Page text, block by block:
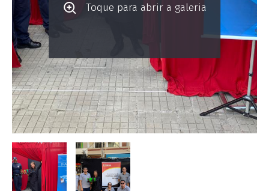
Toque para abrir a galeria